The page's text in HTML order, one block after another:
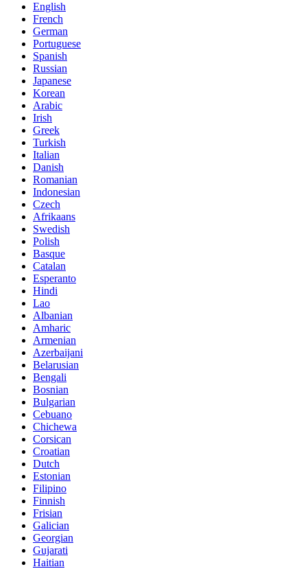
English
French
German
Portuguese
Spanish
Russian
Japanese
Korean
Arabic
Irish
Greek
Turkish
Italian
Danish
Romanian
Indonesian
Czech
Afrikaans
Swedish
Polish
Basque
Catalan
Esperanto
Hindi
Lao
Albanian
Amharic
Armenian
Azerbaijani
Belarusian
Bengali
Bosnian
Bulgarian
Cebuano
Chichewa
Corsican
Croatian
Dutch
Estonian
Filipino
Finnish
Frisian
Galician
Georgian
Gujarati
Haitian